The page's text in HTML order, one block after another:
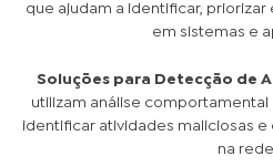
que ajudam a identificar,
em sistemas e
Soluções para Detecção de
utilizam análise
identificar atividades maliciosas
na